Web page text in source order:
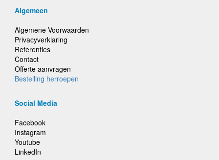
Algemeen
Algemene Voorwaarden
Privacyverklaring
Referenties
Contact
Offerte aanvragen
Bestelling herroepen
Social Media
Facebook
Instagram
Youtube
LinkedIn